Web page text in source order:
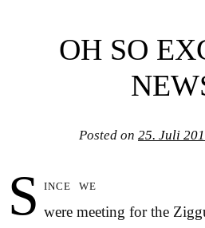
OH SO
Posted on 25. Juli
S ince we
were meeting for the